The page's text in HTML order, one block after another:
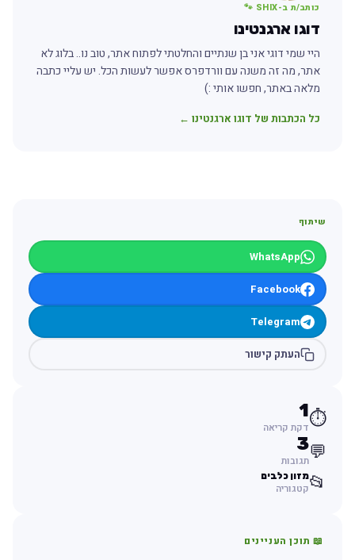
כותב/ת ב-SHIX 🐾
דוגו ארגנטינו
היי שמי דוגי אני בן שנתיים והחלטתי לפתוח אתר, טוב נו.. בלוג לא
אתר, מה זה משנה עם וורדפרס אפשר לעשות הכל. יש עליי כתבה
מלאה באתר, חפשו אותי :)
כל הכתבות של דוגו ארגנטינו ←
שיתוף
WhatsApp
Facebook
Telegram
העתק קישור
⏱️
1
דקת קריאה
💬
3
תגובות
📂מזון כלבים
קטגוריה
📖 תוכן העניינים